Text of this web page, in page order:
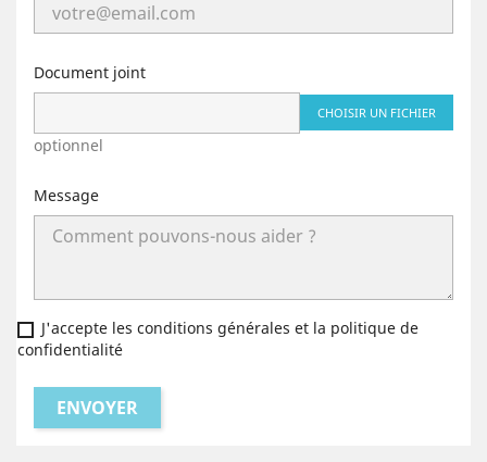
Document joint
CHOISIR UN FICHIER
optionnel
Message
J'accepte les conditions générales et la politique de
confidentialité